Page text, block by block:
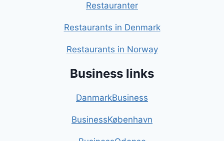
Restauranter
Restaurants in Denmark
Restaurants in Norway
Business links
DanmarkBusiness
BusinessKøbenhavn